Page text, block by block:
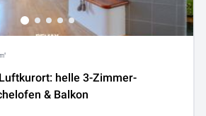
helle 3-Zimmer-
& Balkon